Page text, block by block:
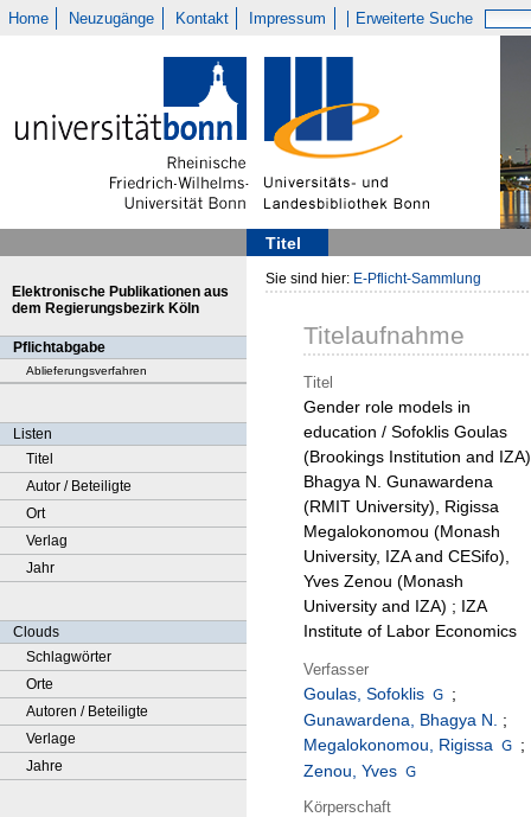
Home Neuzugänge Kontakt Impressum Erweiterte Suche
Titel
Elektronische Publikationen aus
dem Regierungsbezirk Köln
Pflichtabgabe
Ablieferungsverfahren
Listen
Titel
Autor / Beteiligte
Ort
Verlag
Jahr
Clouds
Schlagwörter
Orte
Autoren / Beteiligte
Verlage
Jahre
Sie sind hier: E-Pflicht-Sammlung
Titelaufnahme
Titel
Gender role models in
education / Sofoklis Goulas
(Brookings Institution and
Bhagya N. Gunawardena
(RMIT University), Rigissa
Megalokonomou (Monash
University, IZA and CESifo),
Yves Zenou (Monash
University and IZA) ; IZA
Institute of Labor Economics
Verfasser
Goulas, Sofoklis
;
Gunawardena, Bhagya N. ;
Megalokonomou, Rigissa
;
Zenou, Yves
Körperschaft